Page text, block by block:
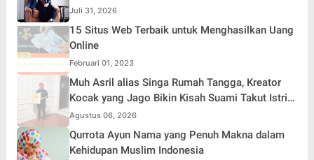
Simpati Publik dan Aksi Main Hakim Sendiri
Juli 31, 2026
15 Situs Web Terbaik untuk Menghasilkan Uang
Online
Februari 01, 2023
Muh Asril alias Singa Rumah Tangga, Kreator
Kocak yang Jago Bikin Kisah Suami Takut Istri
Jadi Hiburan
Agustus 06, 2026
Qurrota Ayun Nama yang Penuh Makna dalam
Kehidupan Muslim Indonesia